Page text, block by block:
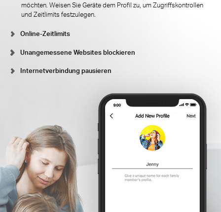
möchten. Weisen Sie Geräte dem Profil zu, um Zugriffskontrollen
und Zeitlimits festzulegen.
Online-Zeitlimits
Unangemessene Websites blockieren
Internetverbindung pausieren